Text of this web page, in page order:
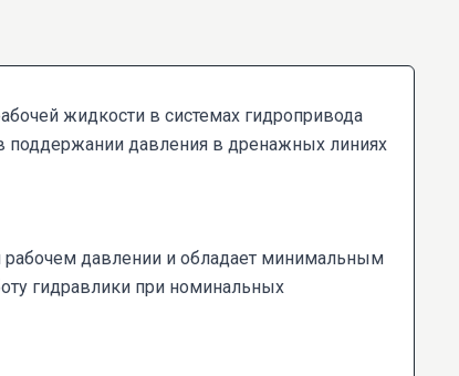
жидкости в системах гидропривода
поддержании давления в дренажных линиях
рабочем давлении и обладает минимальным
гидравлики при номинальных